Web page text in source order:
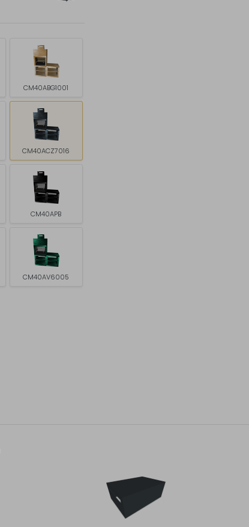
CM40ABG1001
CM40ACZ7016
CM40APB
CM40AV6005